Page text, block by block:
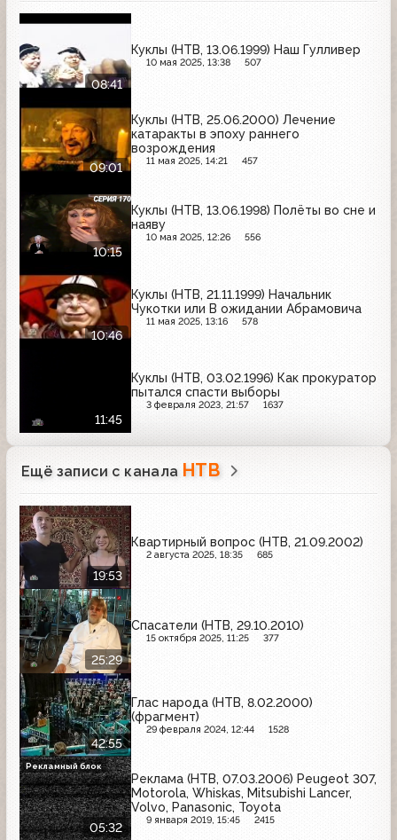
08:41
Куклы (НТВ, 13.06.1999) Наш Гулливер
10 мая 2025, 13:38 507
09:01
Куклы (НТВ, 25.06.2000) Лечение
катаракты в эпоху раннего
возрождения
11 мая 2025, 14:21 457
10:15
Куклы (НТВ, 13.06.1998) Полёты во сне и
наяву
10 мая 2025, 12:26 556
10:46
Куклы (НТВ, 21.11.1999) Начальник
Чукотки или В ожидании Абрамовича
11 мая 2025, 13:16 578
11:45
Куклы (НТВ, 03.02.1996) Как прокуратор
пытался спасти выборы
3 февраля 2023, 21:57 1637
Ещё записи с канала НТВ
19:53
Квартирный вопрос (НТВ, 21.09.2002)
2 августа 2025, 18:35 685
25:29
Спасатели (НТВ, 29.10.2010)
15 октября 2025, 11:25 377
42:55
Глас народа (НТВ, 8.02.2000)
(фрагмент)
29 февраля 2024, 12:44 1528
05:32
Реклама (НТВ, 07.03.2006) Peugeot 307,
Motorola, Whiskas, Mitsubishi Lancer,
Volvo, Panasonic, Toyota
9 января 2019, 15:45 2415
Рекламный блок